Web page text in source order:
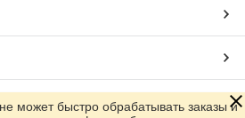
Prom.ua
может быстро обрабатывать заказы и